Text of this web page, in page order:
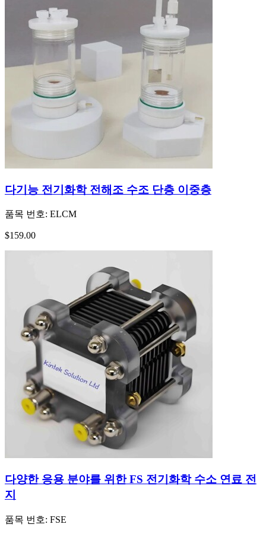
다기능 전기화학 전해조 수조 단층 이중층
품목 번호: ELCM
$159.00
다양한 응용 분야를 위한 FS 전기화학 수소 연료 전
지
품목 번호: FSE